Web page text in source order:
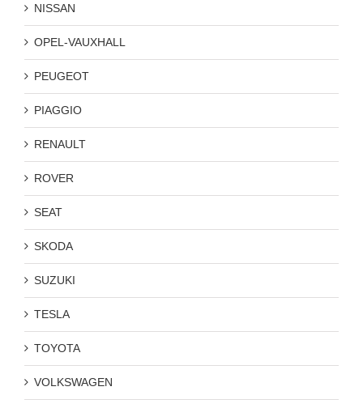
NISSAN
OPEL-VAUXHALL
PEUGEOT
PIAGGIO
RENAULT
ROVER
SEAT
SKODA
SUZUKI
TESLA
TOYOTA
VOLKSWAGEN